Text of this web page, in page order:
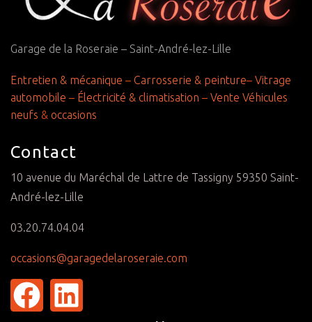
Garage de la Roseraie – Saint-André-lez-Lille
Entretien & mécanique – Carrosserie & peinture– Vitrage
automobile – Électricité & climatisation – Vente Véhicules
neufs & occasions
Contact
10 avenue du Maréchal de Lattre de Tassigny 59350 Saint-
André-lez-Lille
03.20.74.04.04
occasions@garagedelaroseraie.com